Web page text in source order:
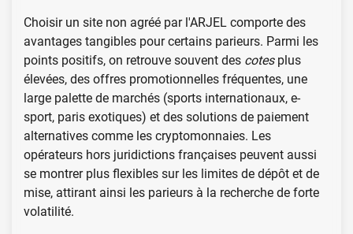
Choisir un site non agréé par l'ARJEL comporte des
avantages tangibles pour certains parieurs. Parmi les
points positifs, on retrouve souvent des cotesplus
élevées, des offres promotionnelles fréquentes, une
large palette de marchés (sports internationaux, e-
sport, paris exotiques) et des solutions de paiement
alternatives comme les cryptomonnaies. Les
opérateurs hors juridictions françaises peuvent aussi
se montrer plus flexibles sur les limites de dépôt et de
mise, attirant ainsi les parieurs à la recherche de forte
volatilité.